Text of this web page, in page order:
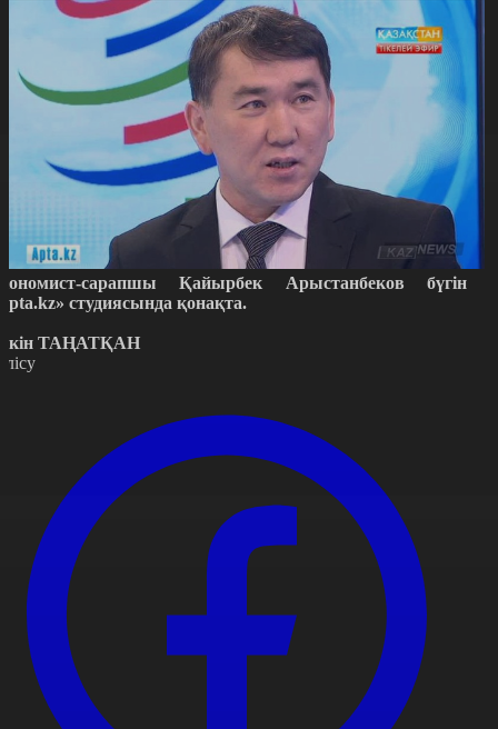
сарапшы Қайырбек Арыстанбеков бүгін
студиясында қонақта.
ТАҢАТҚАН